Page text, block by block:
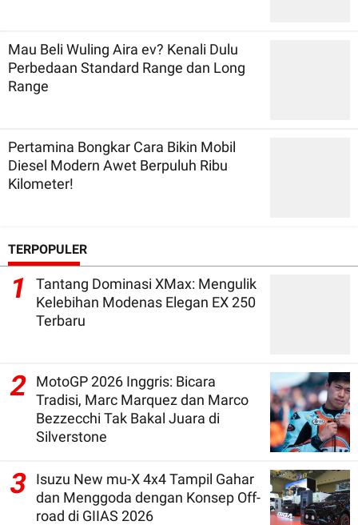
Mau Beli Wuling Aira ev? Kenali Dulu
Perbedaan Standard Range dan Long
Range
Pertamina Bongkar Cara Bikin Mobil
Diesel Modern Awet Berpuluh Ribu
Kilometer!
TERPOPULER
1
Tantang Dominasi XMax: Mengulik
Kelebihan Modenas Elegan EX 250
Terbaru
2
MotoGP 2026 Inggris: Bicara
Tradisi, Marc Marquez dan Marco
Bezzecchi Tak Bakal Juara di
Silverstone
3
Isuzu New mu-X 4x4 Tampil Gahar
dan Menggoda dengan Konsep Off-
road di GIIAS 2026